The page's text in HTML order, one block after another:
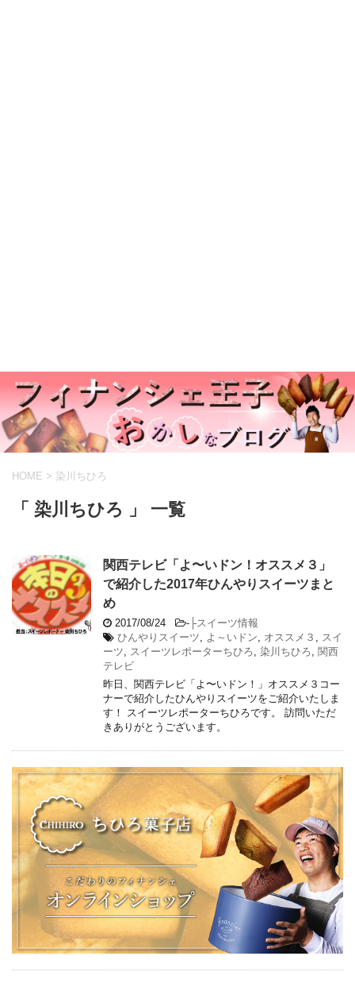
HOME > 染川ちひろ
「 染川ちひろ 」 一覧
関西テレビ「よ〜いドン！オススメ３」
で紹介した2017年ひんやりスイーツまと
め
2017/08/24 - ├スイーツ情報
ひんやりスイーツ
よ～いドン オススメ３
スイ
ーツ
スイーツレポーターちひろ 染川ちひろ
関西
テレビ
昨日、関西テレビ「よ〜いドン！」オススメ３コー
ナーで紹介したひんやりスイーツをご紹介いたしま
す！ スイーツレポーターちひろです。 訪問いただ
きありがとうございます。